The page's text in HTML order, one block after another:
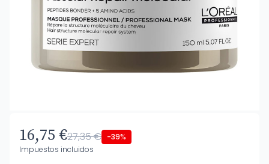
16,75 €27,35 € -39%
Impuestos incluidos